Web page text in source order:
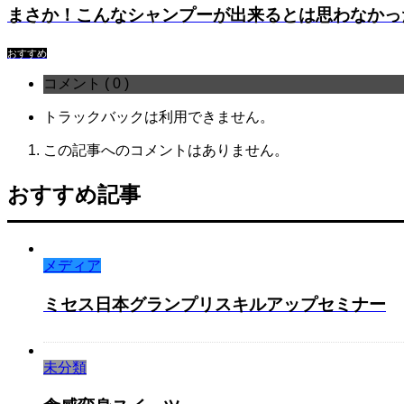
まさか！こんなシャンプーが出来るとは思わなか
おすすめ
コメント ( 0 )
トラックバックは利用できません。
この記事へのコメントはありません。
おすすめ記事
メディア
ミセス日本グランプリスキルアップセミナー
未分類